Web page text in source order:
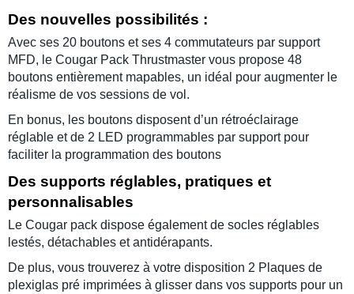
Des nouvelles possibilités :
Avec ses 20 boutons et ses 4 commutateurs par support
MFD, le Cougar Pack Thrustmaster vous propose 48
boutons entièrement mapables, un idéal pour augmenter le
réalisme de vos sessions de vol .
En bonus, les boutons disposent d’un rétroéclairage
réglable et de 2 LED programmables par support pour
faciliter la programmation des boutons
Des supports réglables, pratiques et
personnalisables
Le Cougar pack dispose également de socles réglables
lestés, détachables et antidérapants.
De plus, vous trouverez à votre disposition 2 Plaques de
plexiglas pré imprimées à glisser dans vos supports pour un